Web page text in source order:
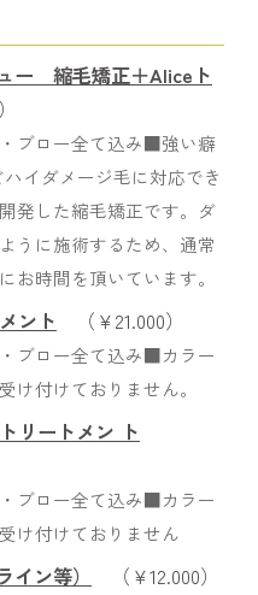
ー 縮毛矯正＋Aliceト
ブロー全て込み■強い癖
イダメージ毛に対応でき
発した縮毛矯正です。ダ
うに施術するため、通常
お時間を頂いています。
ント （￥21.000）
ブロー全て込み■カラー
け付けておりません。
リートメン ト
ブロー全て込み■カラー
け付けておりません
ン等） （￥12.000）